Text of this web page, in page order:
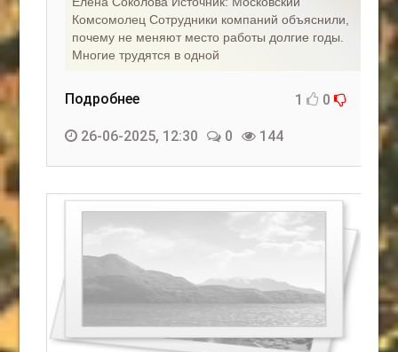
Комсомолец Сотрудники компаний объяснили,
почему не меняют место работы долгие годы.
Многие трудятся в одной
Подробнее 1 0
26-06-2025, 12:30 0 144